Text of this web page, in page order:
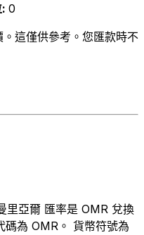
: 0
這僅供參考。您匯款時不
里亞爾 匯率是 OMR 兌換
為 OMR。 貨幣符號為